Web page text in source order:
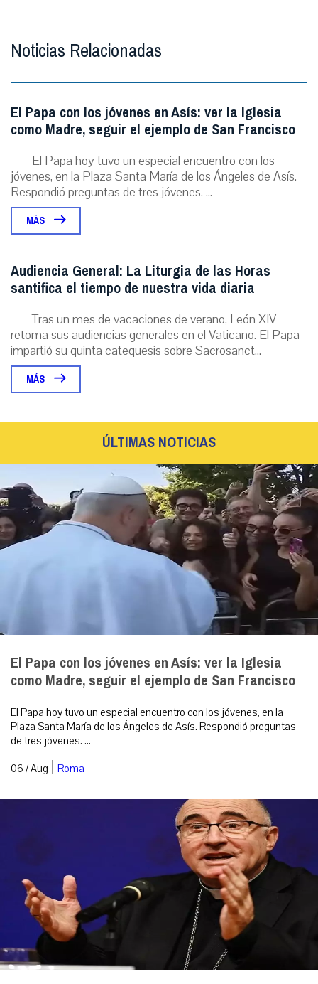
Noticias Relacionadas
El Papa con los jóvenes en Asís: ver la Iglesia
como Madre, seguir el ejemplo de San Francisco
El Papa hoy tuvo un especial encuentro con los
jóvenes, en la Plaza Santa María de los Ángeles de Asís.
Respondió preguntas de tres jóvenes. ...
MÁS
Audiencia General: La Liturgia de las Horas
santifica el tiempo de nuestra vida diaria
Tras un mes de vacaciones de verano, León XIV
retoma sus audiencias generales en el Vaticano. El Papa
impartió su quinta catequesis sobre Sacrosanct...
MÁS
ÚLTIMAS NOTICIAS
El Papa con los jóvenes en Asís: ver la Iglesia
como Madre, seguir el ejemplo de San Francisco
El Papa hoy tuvo un especial encuentro con los jóvenes, en la
Plaza Santa María de los Ángeles de Asís. Respondió preguntas
de tres jóvenes. ...
06 / Aug | Roma